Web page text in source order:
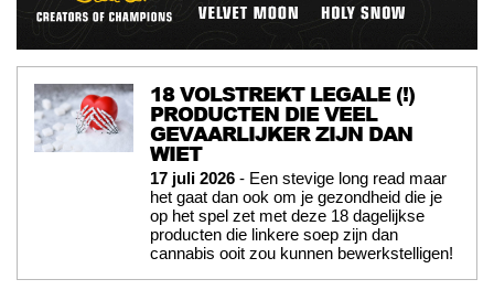
18 VOLSTREKT LEGALE (!)
PRODUCTEN DIE VEEL
GEVAARLIJKER ZIJN DAN
WIET
17 juli 2026 - Een stevige long read maar
het gaat dan ook om je gezondheid die je
op het spel zet met deze 18 dagelijkse
producten die linkere soep zijn dan
cannabis ooit zou kunnen bewerkstelligen!